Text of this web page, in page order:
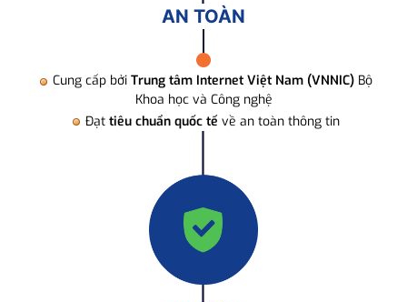
AN TOÀN
Cung cấp bởi Trung tâm Internet Việt Nam (VNNIC) Bộ
Khoa học và Công nghệ
Đạt tiêu chuẩn quốc tế về an toàn thông tin